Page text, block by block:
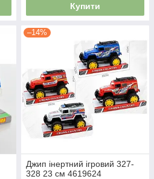
Купити
–14%
Джип інертний ігровий 327-
328 23 см 4619624